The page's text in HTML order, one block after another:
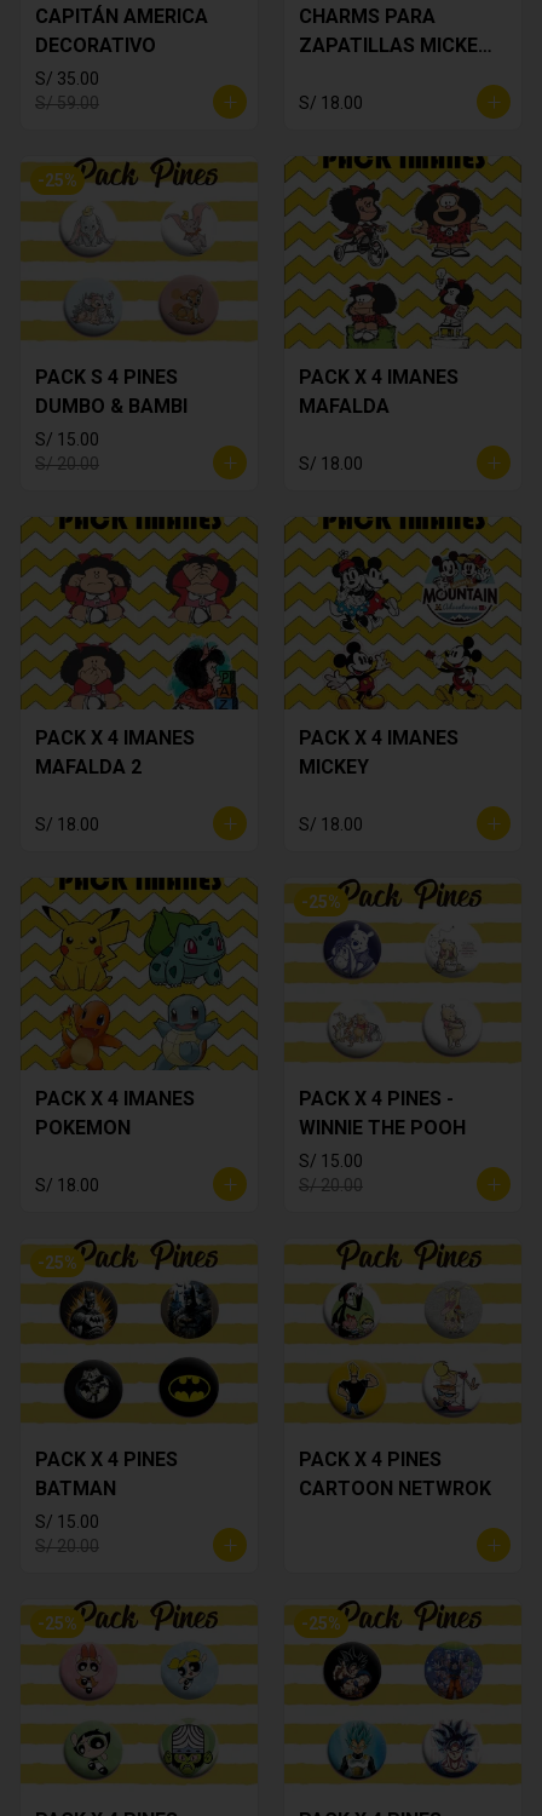
CAPITÁN AMERICA
DECORATIVO
S/ 35.00
S/ 59.00
CHARMS PARA
ZAPATILLAS MICKEY
S/ 18.00
-25%
PACK S 4 PINES
DUMBO & BAMBI
S/ 15.00
S/ 20.00
PACK X 4 IMANES
MAFALDA
S/ 18.00
PACK X 4 IMANES
MAFALDA 2
S/ 18.00
PACK X 4 IMANES
MICKEY
S/ 18.00
PACK X 4 IMANES
POKEMON
S/ 18.00
-25%
PACK X 4 PINES -
WINNIE THE POOH
S/ 15.00
S/ 20.00
-25%
PACK X 4 PINES
BATMAN
S/ 15.00
S/ 20.00
PACK X 4 PINES
CARTOON NETWROK
-25% -25%